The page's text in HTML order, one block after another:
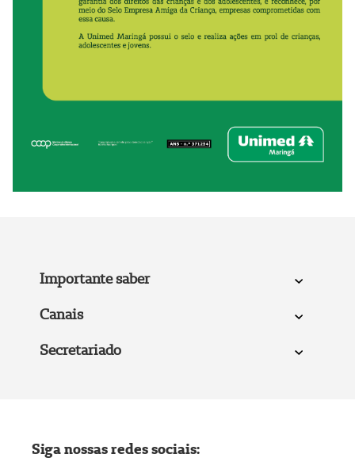
Importante saber
Canais
Secretariado
Siga nossas redes sociais: